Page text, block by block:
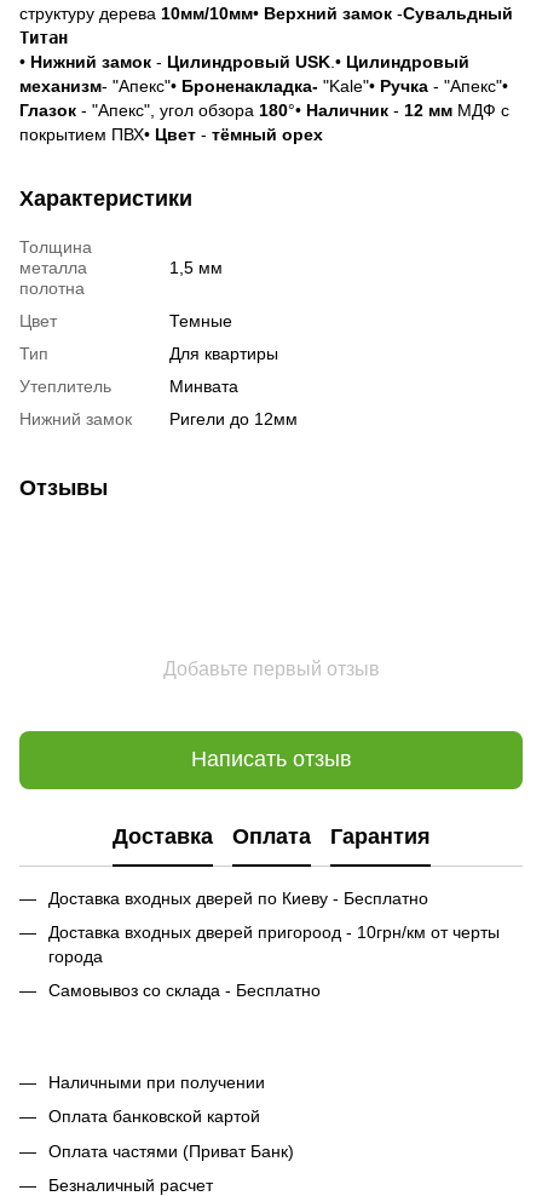
структуру дерева 10мм/10мм• Верхний замок -Сувальдный
Титан
• Нижний замок - Цилиндровый USK .• Цилиндровый
механизм- "Апекс"• Броненакладка- "Kale"• Ручка - "Апекс"•
Глазок - "Апекс", угол обзора 180°• Наличник - 12 мм МДФ с
покрытием ПВХ• Цвет - тёмный орех
Характеристики
Толщина
металла
полотна
1,5 мм
Цвет
Темные
Тип
Для квартиры
Утеплитель
Минвата
Нижний замок
Ригели до 12мм
Отзывы
Добавьте первый отзыв
Написать отзыв
Доставка Оплата Гарантия
Доставка входных дверей по Киеву - Бесплатно
Доставка входных дверей пригороод - 10грн/км от черты
города
Самовывоз со склада - Бесплатно
Наличными при получении
Оплата банковской картой
Оплата частями (Приват Банк)
Безналичный расчет